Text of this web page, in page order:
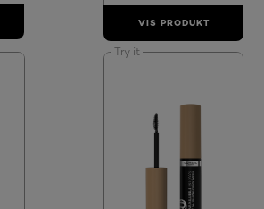
VIS PRODUKT
Try it